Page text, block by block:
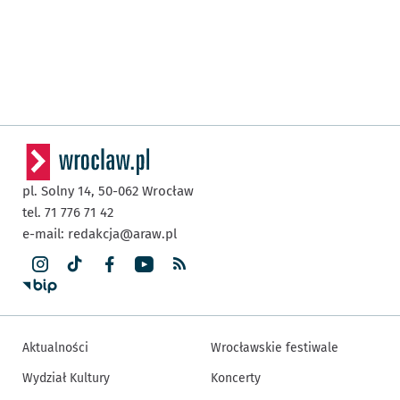
pl. Solny 14, 50-062 Wrocław
tel. 71 776 71 42
e-mail: redakcja@araw.pl
Aktualności
Wydział Kultury
Wrocławskie festiwale
Koncerty